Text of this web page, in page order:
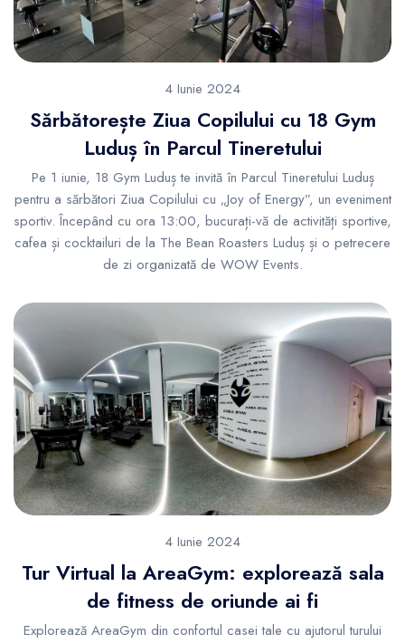
4 Iunie 2024
Sărbătorește Ziua Copilului cu 18 Gym
Luduș în Parcul Tineretului
Pe 1 iunie, 18 Gym Luduș te invită în Parcul Tineretului Luduș
pentru a sărbători Ziua Copilului cu „Joy of Energy”, un eveniment
sportiv. Începând cu ora 13:00, bucurați-vă de activități sportive,
cafea și cocktailuri de la The Bean Roasters Luduș și o petrecere
de zi organizată de WOW Events.
4 Iunie 2024
Tur Virtual la AreaGym: explorează sala
de fitness de oriunde ai fi
Explorează AreaGym din confortul casei tale cu ajutorul turului